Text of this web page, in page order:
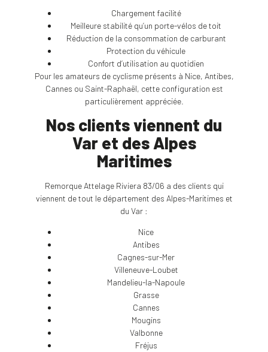
Chargement facilité
Meilleure stabilité qu’un porte-vélos de toit
Réduction de la consommation de carburant
Protection du véhicule
Confort d’utilisation au quotidien
Pour les amateurs de cyclisme présents à Nice, Antibes,
Cannes ou Saint-Raphaël, cette configuration est
particulièrement appréciée.
Nos clients viennent du
Var et des Alpes
Maritimes
Remorque Attelage Riviera 83/06 a des clients qui
viennent de tout le département des Alpes-Maritimes et
du Var :
Nice
Antibes
Cagnes-sur-Mer
Villeneuve-Loubet
Mandelieu-la-Napoule
Grasse
Cannes
Mougins
Valbonne
Fréjus